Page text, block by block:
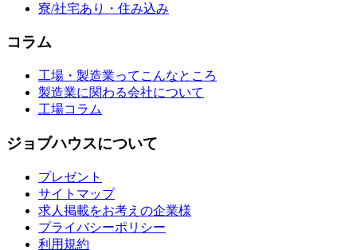
寮/社宅あり・住み込み
コラム
工場・製造業ってこんなところ
製造業に関わる会社について
工場コラム
ジョブハウスについて
プレゼント
サイトマップ
求人掲載をお考えの企業様
プライバシーポリシー
利用規約